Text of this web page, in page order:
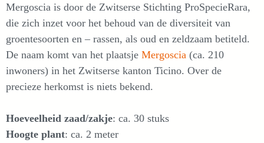
Mergoscia is door de Zwitserse Stichting ProSpecieRara,
die zich inzet voor het behoud van de diversiteit van
groentesoorten en – rassen, als oud en zeldzaam betiteld.
De naam komt van het plaatsje Mergoscia (ca. 210
inwoners) in het Zwitserse kanton Ticino. Over de
precieze herkomst is niets bekend.
Hoeveelheid zaad/zakje: ca. 30 stuks
Hoogte plant: ca. 2 meter